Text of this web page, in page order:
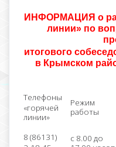
ИНФОРМАЦИЯ о
линии» по
итогового
в Крымском
Телефоны
«горячей
линии»
Режим
работы
8 (86131)
с 8.00 до